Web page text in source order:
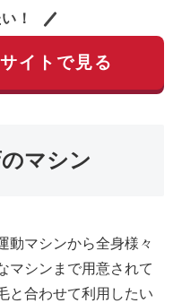
！
イトで見る
マシン
動マシンから全身様々
マシンまで用意されて
と合わせて利用したい